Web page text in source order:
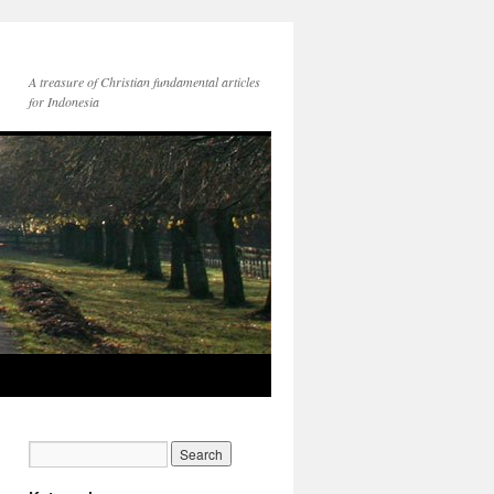
A treasure of Christian fundamental articles
for Indonesia